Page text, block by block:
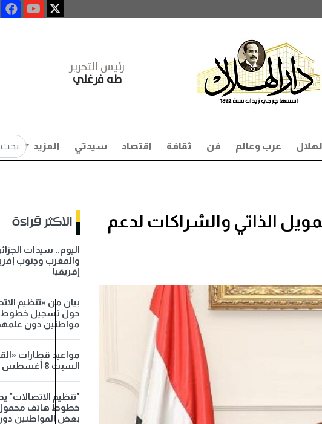
رئيس التحرير
طه فرغلي
عرب وعالم فن ثقافة اقتصاد سيدتي المزيد
الذاتي والشراكات لدعم
الاكثر قراءة
اليوم.. سيدات
والمغرب وجنوب
إفريقيا
بيان من «تنظيم
حول تسجيل خطوط
مواطنين دون
مواعيد قطارات
السبت 8 أغسطس 2026
"تنظيم
خطوط هاتف
بعض المواطنين